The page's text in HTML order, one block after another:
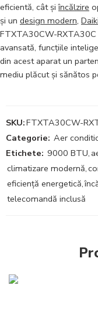
eficientă, cât șiîncălzire
și un design modern,
FTXTA30CW-
avansată, funcțiile
din acest aparat un
mediu plăcut și sănătos
SKU:FTXTA30CW-
Categorie: Aer
Etichete: 9000 BTU,
climatizare modernă,
eficiență energetică,
telecomandă inclusă